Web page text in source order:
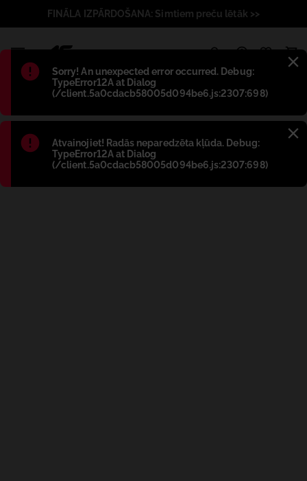
Błąd:
Sorry! An unexpected error occurred. Debug:
TypeError12A at Dialog
(/client.5a0cdacb58005d094be6.js:2307:698)
Błąd:
Atvainojiet! Radās neparedzēta kļūda. Debug:
TypeError12A at Dialog
(/client.5a0cdacb58005d094be6.js:2307:698)
FINĀLA IZPĀRDOŠANA: Simtiem preču lētāk >>